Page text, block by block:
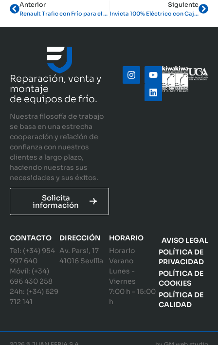
Anterior
Renault Trafic con Frío para el reparto de ultracongelados
Siguiente
Invicta 100% Eléctrico con Caja Isoterma y Equipo de Frío Thermo King
Reparación, venta y
montaje
de equipos de frío.
Nuestra filosofía de trabajo
se basa en una estrecha
cooperación y relación de
confianza con nuestros
clientes a largo plazo,
haciendo nuestras sus
necesidades y sus éxitos.
Solicita
información
CONTACTO
Tel: (+34) 954
997 640
Móvil: (+34)
696 430 258
24h: (+34) 629
712 141
DIRECCIÓN
Av. Parsi, 17
41016 Sevilla
HORARIO
Horario
Verano
Lunes -
Viernes
7:00 h – 15:00
h
AVISO LEGAL
POLÍTICA DE
PRIVACIDAD
POLÍTICA DE
COOKIES
POLÍTICA DE
CALIDAD